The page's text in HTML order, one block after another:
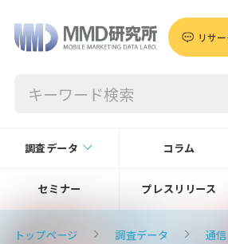
リサ
調査データ コラム
セミナー プレスリリース
トップページ 調査データ
通信